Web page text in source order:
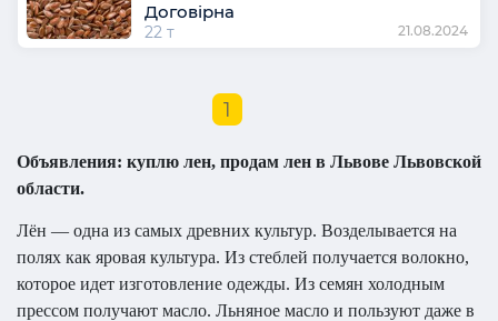
Договірна
22 т 21.08.2024
1
Объявления: куплю лен, продам лен в Львове Львовской
области.
Лён — одна из самых древних культур. Возделывается на
полях как яровая культура. Из стеблей получается волокно,
которое идет изготовление одежды. Из семян холодным
прессом получают масло. Льняное масло и пользуют даже в